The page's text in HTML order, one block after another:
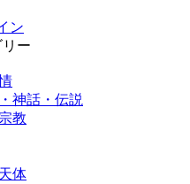
ン
ー
神話・伝説
教
体